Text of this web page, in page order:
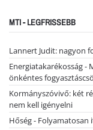
MTI - LEGFRISSEBB
Lannert Judit: nagyon
Energiatakarékosság -
önkéntes
Kormányszóvivő: két
nem kell igényelni
Hőség -